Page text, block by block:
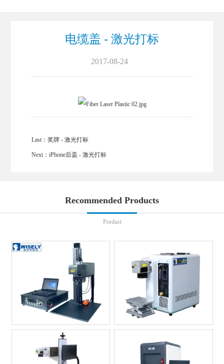
电缆盖 - 激光打标
2017-08-24
Last： 奖牌 - 激光打标
Next： iPhone后盖 - 激光打标
Recommended Products
Porduct